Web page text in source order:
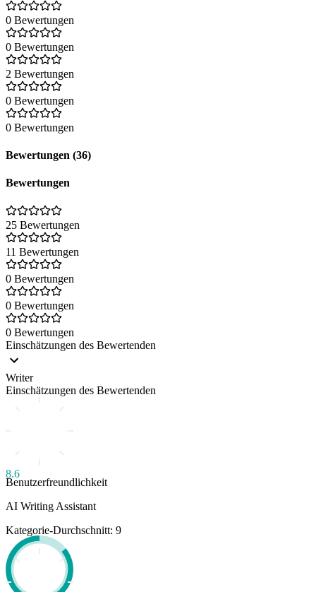
0 Bewertungen
0 Bewertungen
2 Bewertungen
0 Bewertungen
0 Bewertungen
Bewertungen (36)
Bewertungen
25 Bewertungen
11 Bewertungen
0 Bewertungen
0 Bewertungen
0 Bewertungen
Einschätzungen des Bewertenden
Writer
Einschätzungen des Bewertenden
8.6
Benutzerfreundlichkeit
AI Writing Assistant
Kategorie-Durchschnitt: 9